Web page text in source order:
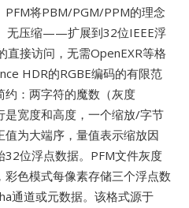
PFM将PBM/PGM/PPM的理念
无压缩——扩展到32位IEEE浮
直接访问，无需OpenEXR等格
HDR的RGBE编码的有限范
约：两字符的魔数（灰度
是宽度和高度，一个缩放/字节
为大端序，量值表示缩放因
位浮点数据。PFM文件灰度
色模式每像素存储三个浮点数
通道或元数据。该格式源于